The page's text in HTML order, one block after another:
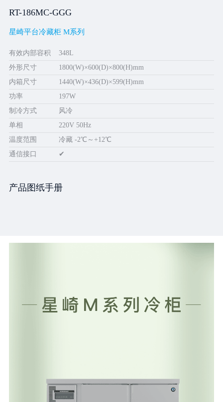
RT-186MC-GGG
星崎平台冷藏柜 M系列
有效内部容积
348L
外形尺寸
1800(W)×600(D)×800(H)mm
内箱尺寸
1440(W)×436(D)×599(H)mm
功率
197W
制冷方式
风冷
单相
220V 50Hz
温度范围
冷藏 -2℃～+12℃
通信接口
✔
产品图纸手册